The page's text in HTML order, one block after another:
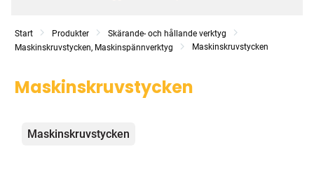
Start Produkter
Skärande- och hållande verktyg
Maskinskruvstycken, Maskinspännverktyg
Maskinskruvstycken
Maskinskruvstycken
Kategorier
Maskinskruvstycken